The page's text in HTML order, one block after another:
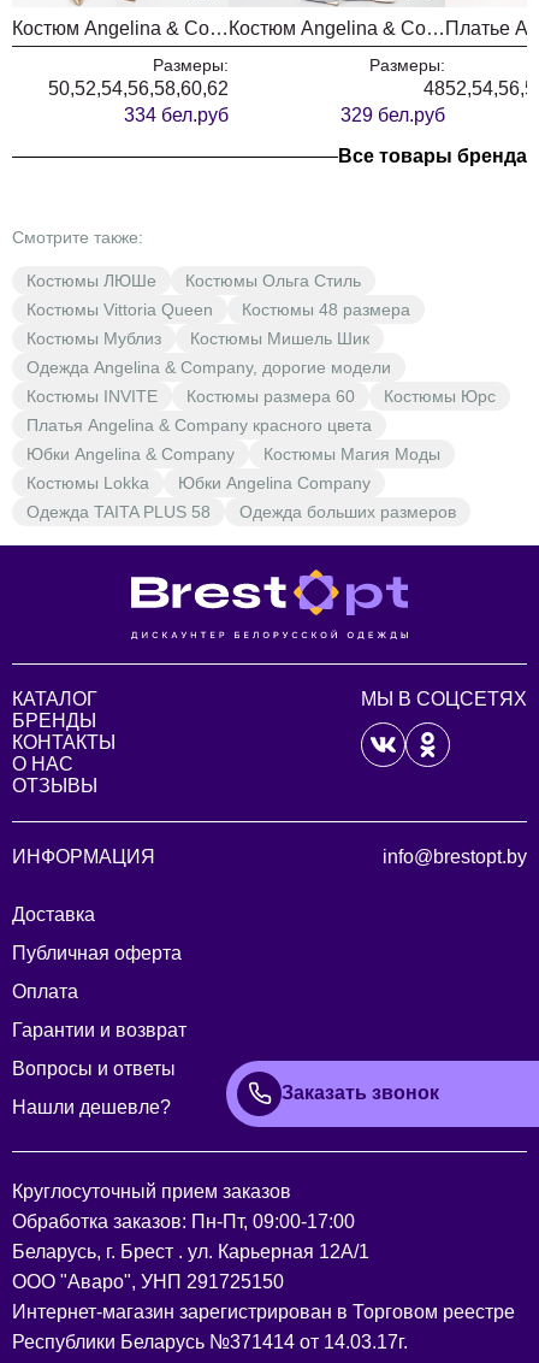
Костюм Angelina & Company 1280
Размеры:
50,52,54,56,58,60,62
334 бел.руб
Костюм Angelina & Company 1214
Размеры:
48
329 бел.руб
Все товары бренда
Смотрите также:
Костюмы ЛЮШе
Костюмы Ольга Стиль
Костюмы Vittoria Queen
Костюмы 48 размера
Костюмы Мублиз
Костюмы Мишель Шик
Одежда Angelina & Company, дорогие модели
Костюмы INVITE
Костюмы размера 60
Костюмы Юрс
Платья Angelina & Company красного цвета
Юбки Angelina & Company
Костюмы Магия Моды
Костюмы Lokka
Юбки Angelina Company
Одежда TAITA PLUS 58
Одежда больших размеров
КАТАЛОГ
БРЕНДЫ
КОНТАКТЫ
О НАС
ОТЗЫВЫ
МЫ В СОЦСЕТЯХ
ИНФОРМАЦИЯ
Доставка
Публичная оферта
Оплата
Гарантии и возврат
Вопросы и ответы
Нашли дешевле?
info@brestopt.by
Заказать звонок
Круглосуточный прием заказов
Обработка заказов: Пн-Пт, 09:00-17:00
Беларусь, г. Брест . ул. Карьерная 12А/1
ООО "Аваро", УНП 291725150
Интернет-магазин зарегистрирован в Торговом реестре
Республики Беларусь №371414 от 14.03.17г.